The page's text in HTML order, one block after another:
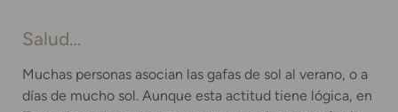
Salud…
Muchas personas asocian las gafas de sol al verano, o a
días de mucho sol. Aunque esta actitud tiene lógica, en